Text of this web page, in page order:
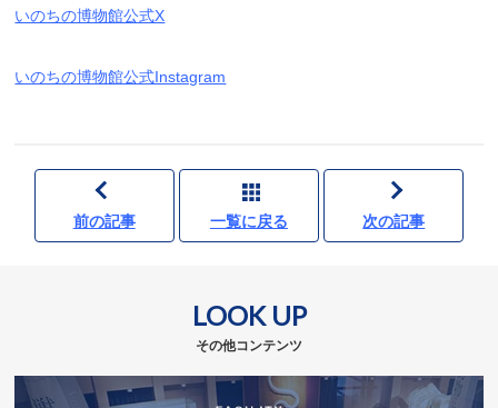
いのちの博物館公式X
いのちの博物館公式Instagram
前の記事 一覧に戻る 次の記事
LOOK UP
その他コンテンツ